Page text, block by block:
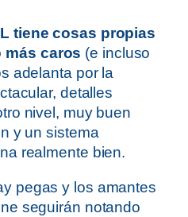
tiene cosas propias
más caros (e incluso
adelanta por la
detalles
nivel, muy buen
y un sistema
realmente bien.
pegas y los amantes
seguirán notando